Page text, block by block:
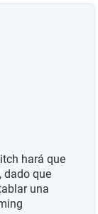
hará que
dado que
una